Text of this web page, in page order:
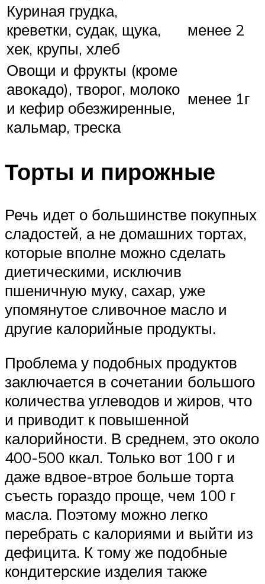
Куриная грудка,
креветки, судак, щука,
хек, крупы, хлеб
менее 2
Овощи и фрукты (кроме
авокадо), творог, молоко
и кефир обезжиренные,
кальмар, треска
менее 1г
Торты и пирожные
Речь идет о большинстве покупных
сладостей, а не домашних тортах,
которые вполне можно сделать
диетическими, исключив
пшеничную муку, сахар, уже
упомянутое сливочное масло и
другие калорийные продукты.
Проблема у подобных продуктов
заключается в сочетании большого
количества углеводов и жиров, что
и приводит к повышенной
калорийности. В среднем, это около
400-500 ккал. Только вот 100 г и
даже вдвое-втрое больше торта
съесть гораздо проще, чем 100 г
масла. Поэтому можно легко
перебрать с калориями и выйти из
дефицита. К тому же подобные
кондитерские изделия также